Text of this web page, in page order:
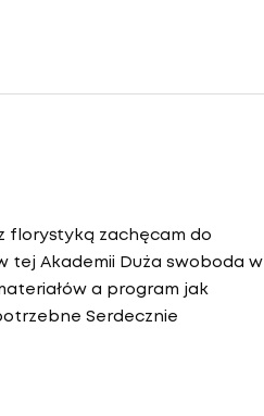
florystyką zachęcam do
tej Akademii Duża swoboda w
a program jak
Serdecznie